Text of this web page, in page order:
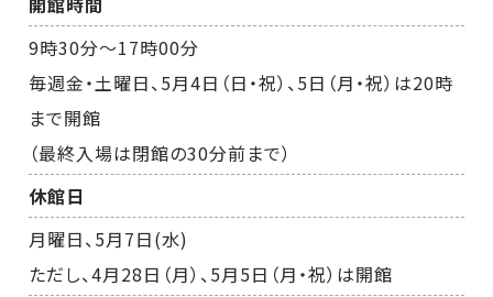
9時30分～17時00分
毎週金・土曜日、5月4日（日・祝）、5日（月・祝）は20時
まで開館
（最終入場は閉館の30分前まで）
休館日
月曜日、5月7日(水)
ただし、4月28日（月）、5月5日（月・祝）は開館